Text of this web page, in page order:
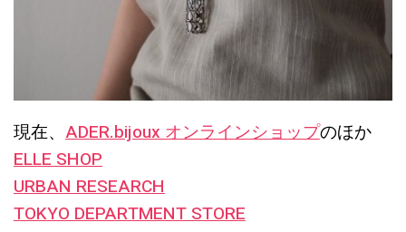
現在、 ADER.bijoux オンラインショップのほか
ELLE SHOP
URBAN RESEARCH
TOKYO DEPARTMENT STORE